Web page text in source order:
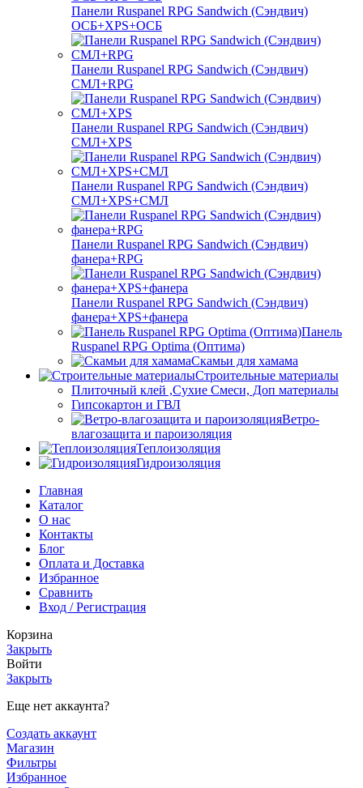
Панели Ruspanel RPG Sandwich (Сэндвич)
ОСБ+XPS+ОСБ
Панели Ruspanel RPG Sandwich (Сэндвич)
СМЛ+RPG
Панели Ruspanel RPG Sandwich (Сэндвич)
СМЛ+XPS
Панели Ruspanel RPG Sandwich (Сэндвич)
СМЛ+XPS+СМЛ
Панели Ruspanel RPG Sandwich (Сэндвич)
фанера+RPG
Панели Ruspanel RPG Sandwich (Сэндвич)
фанера+XPS+фанера
Панель
Ruspanel RPG Optima (Оптима)
Скамьи для хамама
Строительные материалы
Плиточный клей ,Сухие Смеси, Доп материалы
Гипсокартон и ГВЛ
Ветро-
влагозащита и пароизоляция
Теплоизоляция
Гидроизоляция
Главная
Каталог
О нас
Контакты
Блог
Оплата и Доставка
Избранное
Сравнить
Вход / Регистрация
Корзина
Закрыть
Войти
Закрыть
Еще нет аккаунта?
Создать аккаунт
Магазин
Фильтры
Избранное